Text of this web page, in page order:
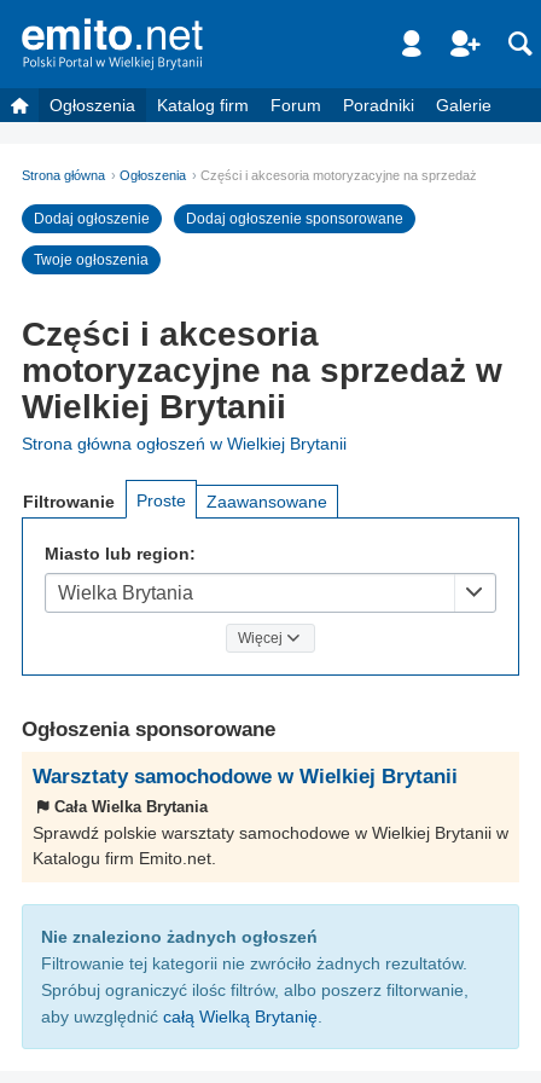
Ogłoszenia Katalog firm Forum Poradniki Galerie
Strona główna Ogłoszenia Części i akcesoria motoryzacyjne na sprzedaż
Dodaj ogłoszenie Dodaj ogłoszenie sponsorowane
Twoje ogłoszenia
Części i akcesoria
motoryzacyjne na sprzedaż w
Wielkiej Brytanii
Strona główna ogłoszeń w Wielkiej Brytanii
Filtrowanie Proste Zaawansowane
Miasto lub region:
Wielka Brytania
Więcej
Ogłoszenia sponsorowane
Warsztaty samochodowe w Wielkiej Brytanii
Cała Wielka Brytania
Sprawdź polskie warsztaty samochodowe w Wielkiej Brytanii w
Katalogu firm Emito.net.
Nie znaleziono żadnych ogłoszeń
Filtrowanie tej kategorii nie zwróciło żadnych rezultatów.
Spróbuj ograniczyć ilośc filtrów, albo poszerz filtorwanie,
aby uwzględnić całą Wielką Brytanię.